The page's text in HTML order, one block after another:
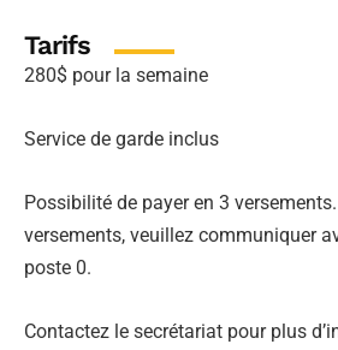
Tarifs
280$ pour la semaine
Service de garde inclus
Possibilité de payer en 3
versements, veuillez communiquer
poste 0.
Contactez le secrétariat pour plus